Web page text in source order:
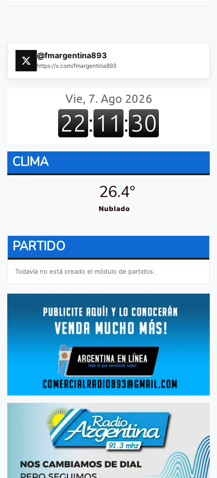
@fmargentina893
https://x.com/fmargentina893
CLIMA
26.4º
Nublado
PARTIDO
Todavía no está creado el módulo de partidos.